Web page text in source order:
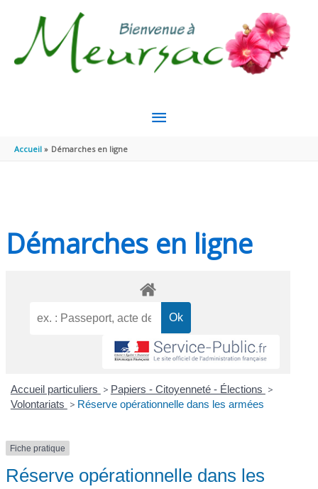
MENU
Accueil Démarches en ligne
Démarches en ligne
Accueil particuliers > Papiers - Citoyenneté - Élections >
Volontariats > Réserve opérationnelle dans les armées
Fiche pratique
Réserve opérationnelle dans les